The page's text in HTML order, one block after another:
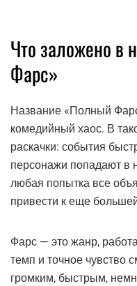
Что заложено в
Фарс»
Название «Полный
комедийный хаос. В
раскачки: события
персонажи попадают в
любая попытка все
привести к еще
Фарс — это жанр,
темп и точное чувство
громким, быстрым,